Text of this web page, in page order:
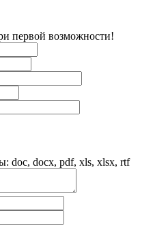
первой возможности!
doc, docx, pdf, xls, xlsx, rtf